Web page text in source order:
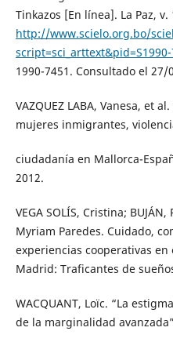
Tinkazos [En línea]. La Paz,
http://www.scielo.org.bo/
1990-7451. Consultado el 27/
VAZQUEZ LABA, Vanesa, et
mujeres inmigrantes,
ciudadanía en Mallorca-
2012.
VEGA SOLÍS, Cristina;
Myriam Paredes. Cuidado,
experiencias cooperativas
Madrid: Traficantes de
WACQUANT, Loïc. “La
de la marginalidad